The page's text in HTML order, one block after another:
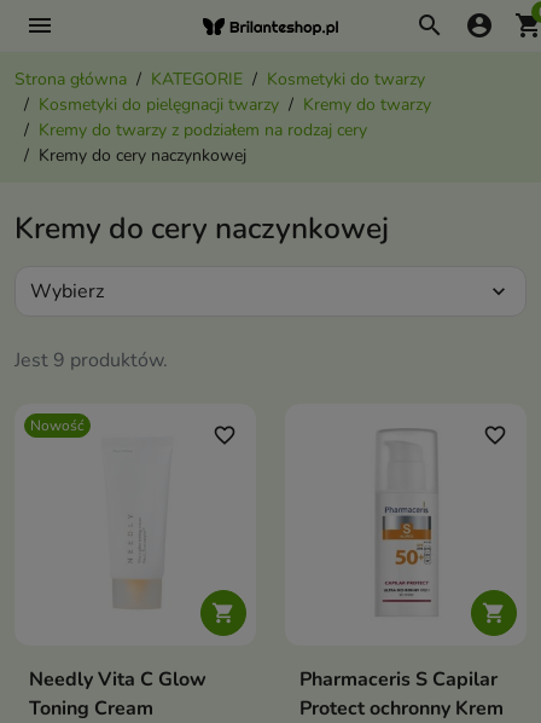
menu search account_circle
Strona główna KATEGORIE
Kosmetyki do twarzy
Kosmetyki do pielęgnacji twarzy
Kremy do twarzy
Kremy do twarzy z podziałem na rodzaj cery
Kremy do cery naczynkowej
Kremy do cery naczynkowej
Jest 9 produktów.
Wybierz expand_more
Nowość

favorite_border
Needly Vita C Glow
Toning Cream

favorite_border
Pharmaceris S Capilar
Protect ochronny Krem